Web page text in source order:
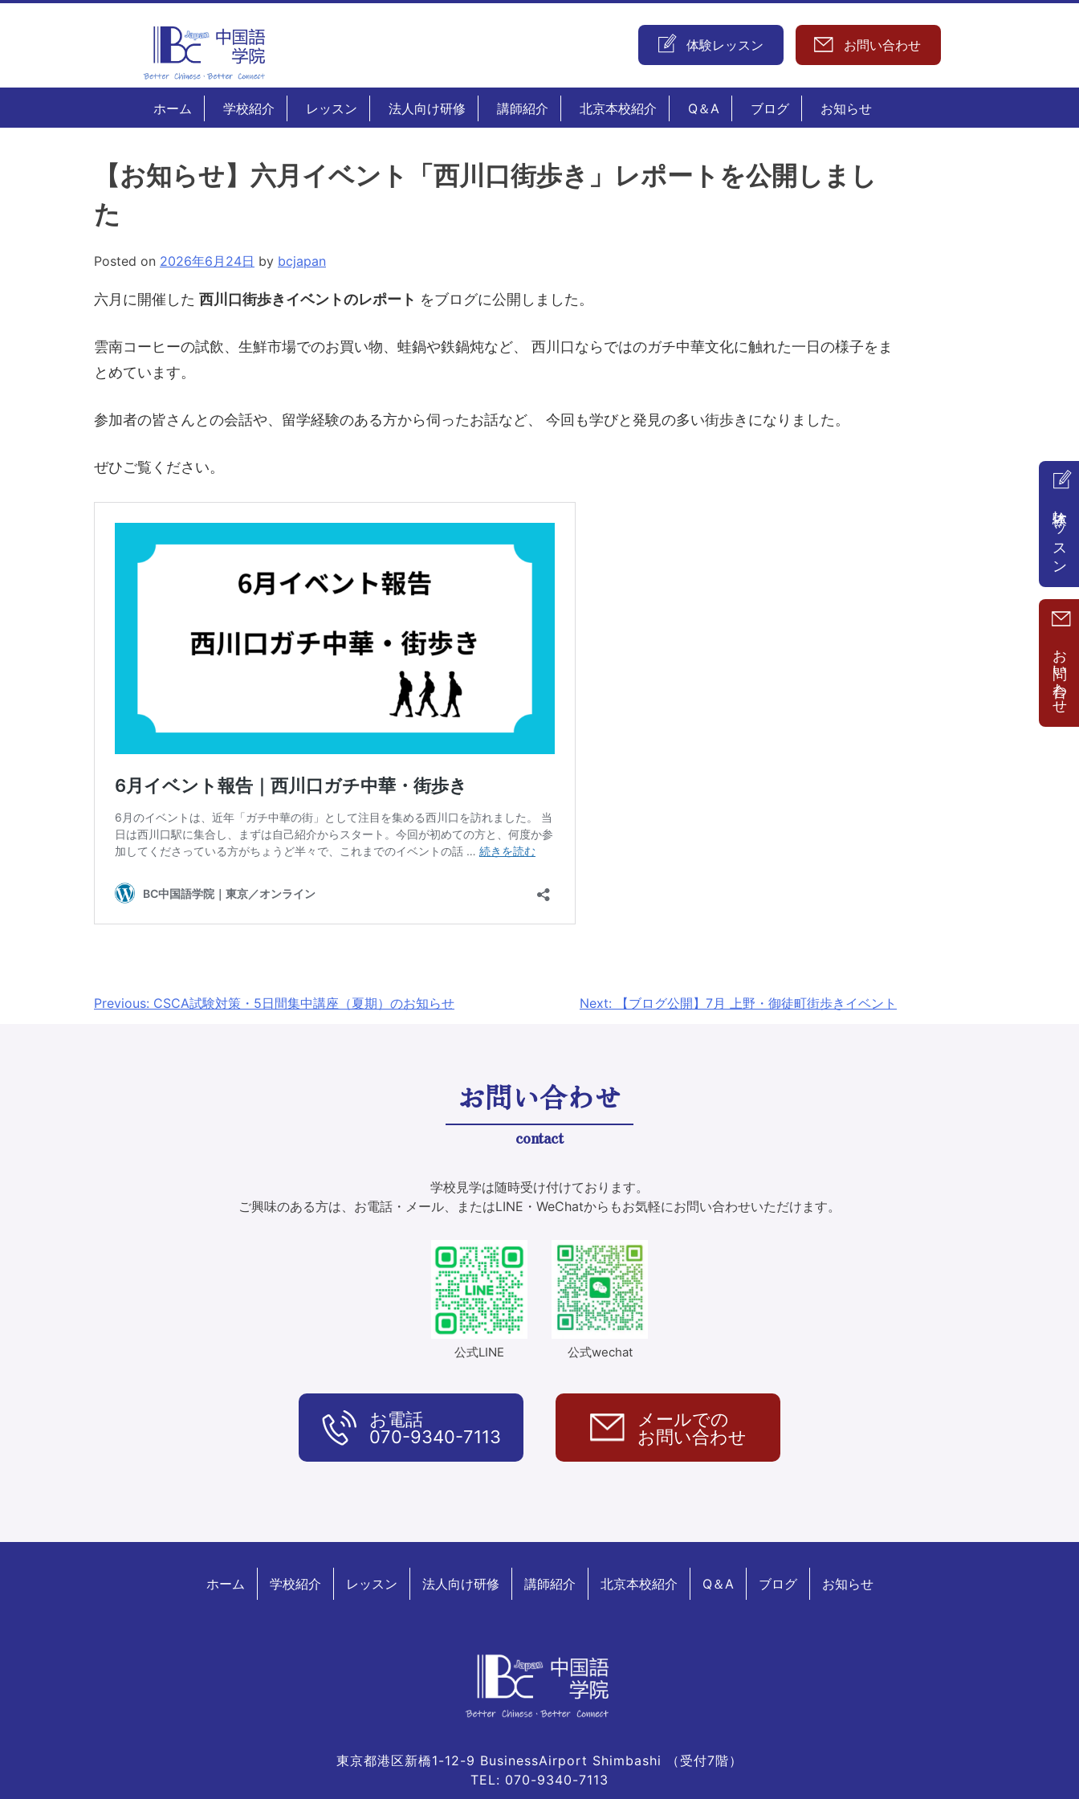
体験レッスン
お問い合わせ
体験レッスン お問い合わせ
ホーム 学校紹介 レッスン 法人向け研修 講師紹介 北京本校紹介 Q＆A ブログ お知らせ
【お知らせ】六月イベント「西川口街歩き」レポートを公開しまし
た
Posted on 2026年6月24日 by bcjapan
六月に開催した 西川口街歩きイベントのレポート をブログに公開しました。
雲南コーヒーの試飲、生鮮市場でのお買い物、蛙鍋や鉄鍋炖など、 西川口ならではのガチ中華文化に触れた一日の様子をま
とめています。
参加者の皆さんとの会話や、留学経験のある方から伺ったお話など、 今回も学びと発見の多い街歩きになりました。
ぜひご覧ください。
投
Previous: CSCA試験対策・5日間集中講座（夏期）のお知らせ Next: 【ブログ公開】7月 上野・御徒町街歩きイベント
お問い合わせ
contact
学校見学は随時受け付けております。
ご興味のある方は、お電話・メール、またはLINE・WeChatからもお気軽にお問い合わせいただけます。
公式LINE 公式wechat
お電話
070-9340-7113
メールでの
お問い合わせ
ホーム 学校紹介 レッスン 法人向け研修 講師紹介 北京本校紹介 Q＆A ブログ お知らせ
東京都港区新橋1-12-9 BusinessAirport Shimbashi （受付7階）
TEL: 070-9340-7113